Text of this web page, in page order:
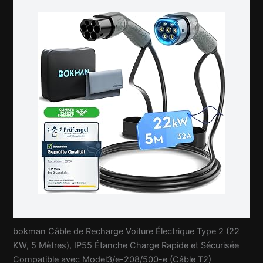
bokman Câble de Recharge Voiture Électrique Type 2 (22
KW, 5 Mètres), IP55 Étanche Charge Rapide et Sécurisée
Compatible avec Model3/e-208/500-e (Câble T2)